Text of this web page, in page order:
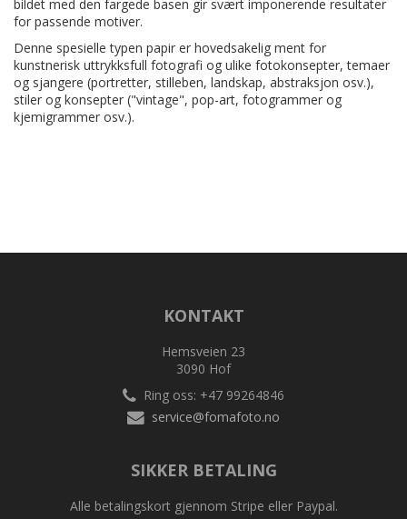
bildet med den fargede basen gir svært imponerende resultater
for passende motiver.
Denne spesielle typen papir er hovedsakelig ment for
kunstnerisk uttrykksfull fotografi og ulike fotokonsepter, temaer
og sjangere (portretter, stilleben, landskap, abstraksjon osv.),
stiler og konsepter ("vintage", pop-art, fotogrammer og
kjemigrammer osv.).
KONTAKT
Hemsveien 23
3090 Hof
Ring oss: +47 99264846
service@fomafoto.no
SIKKER BETALING
Alle betalingskort gjennom Stripe eller Paypal.